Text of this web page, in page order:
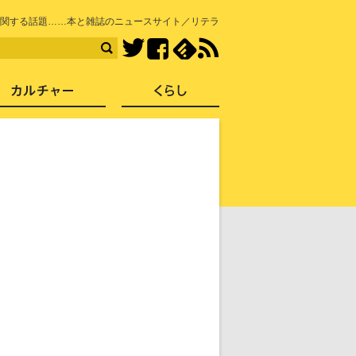
する話題……本と雑誌のニュースサイト／リテラ
TwitterFacebook
社会